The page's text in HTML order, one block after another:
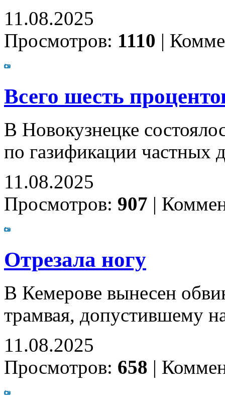
11.08.2025
Просмотров: 1110 |
Всего шесть
В Новокузнецке
по газификации частных
11.08.2025
Просмотров: 907 |
Отрезала ногу
В Кемерове вынесен
трамвая, допустившему
11.08.2025
Просмотров: 658 |